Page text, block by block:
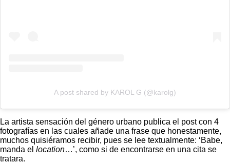
A post shared by KAROL G (@karolg)
La artista sensación del género urbano publica el post con 4
fotografías en las cuales añade una frase que honestamente,
muchos quisiéramos recibir, pues se lee textualmente: ‘Babe,
manda el location…’, como si de encontrarse en una cita se
tratara.